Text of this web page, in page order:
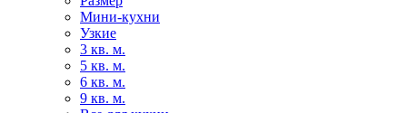
Мини-кухни
Узкие
3 кв. м.
5 кв. м.
6 кв. м.
9 кв. м.